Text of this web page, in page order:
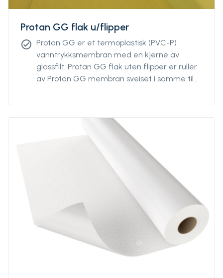
Protan GG flak u/flipper
check_circle Protan GG er et termoplastisk (PVC-P)
vanntrykksmembran med en kjerne av
glassfilt. Protan GG flak uten flipper er ruller
av Protan GG membran sveiset i samme til